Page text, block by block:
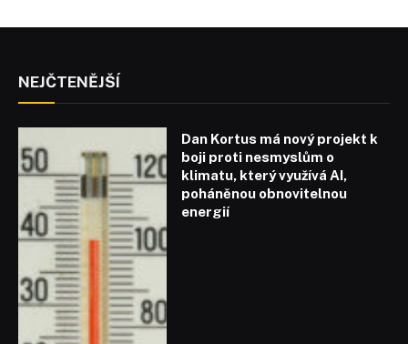
NEJČTENĚJŠÍ
Dan Kortus má nový projekt k
boji proti nesmyslům o
klimatu, který využívá AI,
poháněnou obnovitelnou
energií